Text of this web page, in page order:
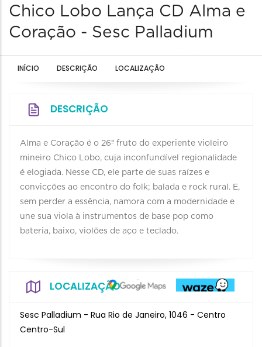
Chico Lobo Lança CD Alma e
Coração - Sesc Palladium
INÍCIO DESCRIÇÃO LOCALIZAÇÃO
DESCRIÇÃO
Alma e Coração é o 26º fruto do experiente violeiro
mineiro Chico Lobo, cuja inconfundível regionalidade
é elogiada. Nesse CD, ele parte de suas raízes e
convicções ao encontro do folk; balada e rock rural. E,
sem perder a essência, namora com a modernidade e
une sua viola à instrumentos de base pop como
bateria, baixo, violões de aço e teclado.
LOCALIZAÇÃO
Sesc Palladium - Rua Rio de Janeiro, 1046 - Centro
Centro-Sul